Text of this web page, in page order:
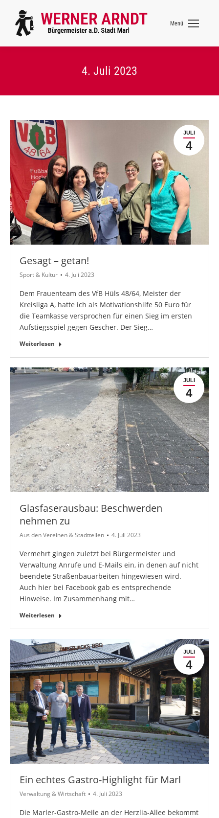
Menü
4. Juli 2023
JULI
4
Gesagt – getan!
Sport & Kultur 4. Juli 2023
Dem Frauenteam des VfB Hüls 48/64, Meister der
Kreisliga A, hatte ich als Motivationshilfe 50 Euro für
die Teamkasse versprochen für einen Sieg im ersten
Aufstiegsspiel gegen Gescher. Der Sieg…
Weiterlesen
JULI
4
Glasfaserausbau: Beschwerden
nehmen zu
Aus den Vereinen & Stadtteilen 4. Juli 2023
Vermehrt gingen zuletzt bei Bürgermeister und
Verwaltung Anrufe und E-Mails ein, in denen auf nicht
beendete Straßenbauarbeiten hingewiesen wird.
Auch hier bei Facebook gab es entsprechende
Hinweise. Im Zusammenhang mit…
Weiterlesen
JULI
4
Ein echtes Gastro-Highlight für Marl
Verwaltung & Wirtschaft 4. Juli 2023
Die Marler-Gastro-Meile an der Herzlia-Allee bekommt